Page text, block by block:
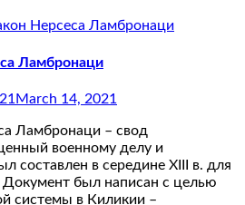
Ламбронаци
March 14, 2021
Ламбронаци – свод
военному делу и
составлен в середине XIII в. для
был написан с целью
системы в Киликии –